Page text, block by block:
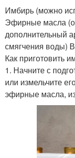
Имбирь (можно
Эфирные масла
дополнительный
смягчения воды)
Как приготовить
1. Начните с
или измельчите
эфирные масла,